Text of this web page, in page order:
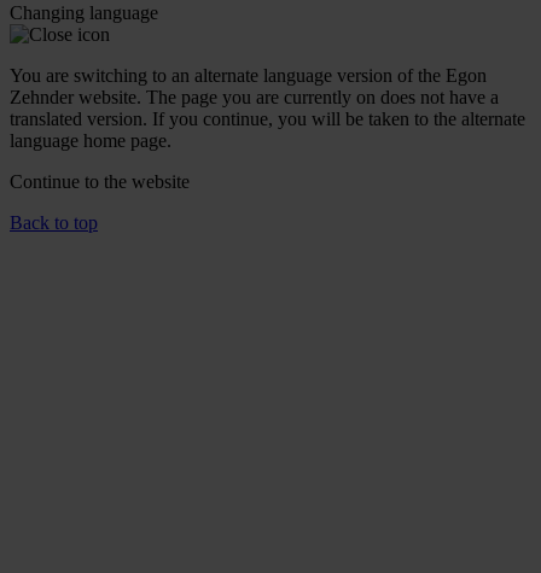
Changing language
You are switching to an alternate language version of the Egon
Zehnder website. The page you are currently on does not have a
translated version. If you continue, you will be taken to the alternate
language home page.
Continue to the website
Back to top